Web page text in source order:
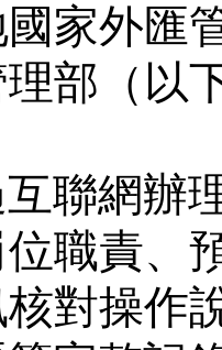
家外匯
部（以
互聯網辦
職責、
對操作